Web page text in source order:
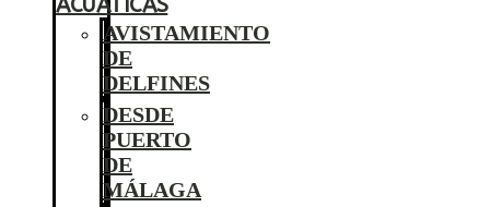
AVISTAMIENTO
DE
DELFINES
DESDE
PUERTO
DE
MÁLAGA